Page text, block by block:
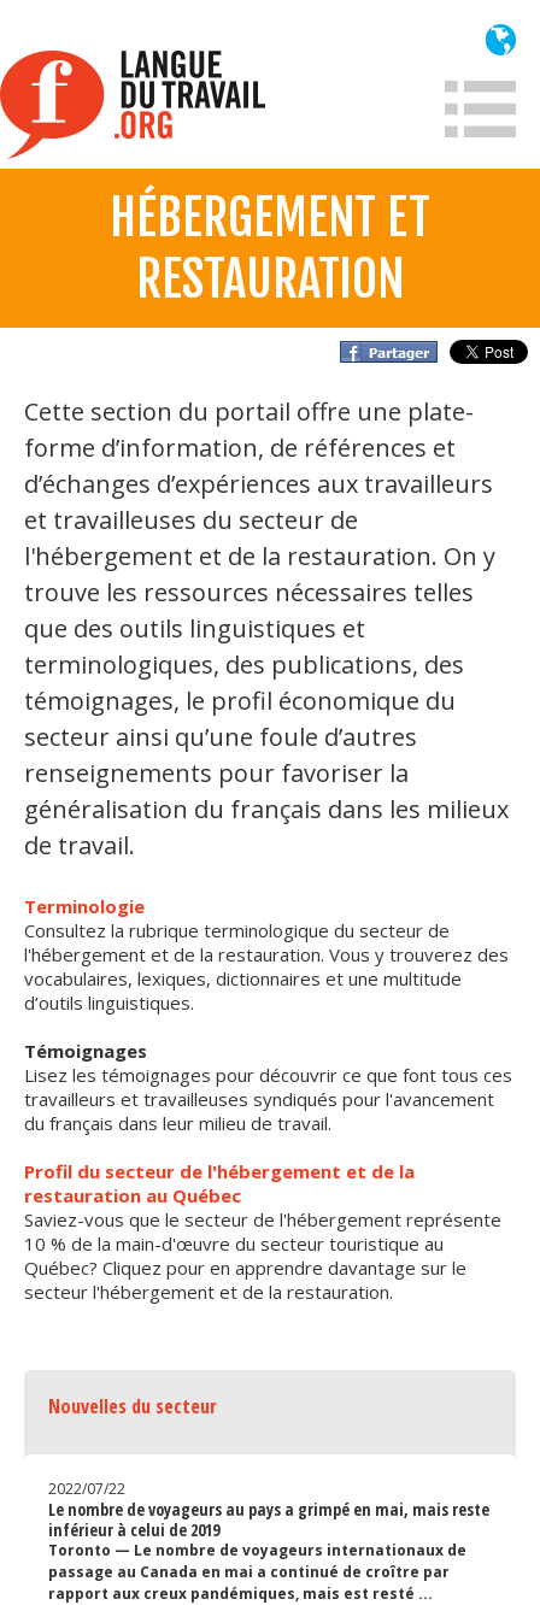
contenu
principal
Qui sommes-nous?
Historique
Information
Lois et jurisprudence
Organismes de la langue française
Organismes de la langue française
Publications
Francophonie internationale
Expressions et jeux de lettres
Vidéos
Langue du travail
Francisation de l'Administration
Recueil de bonnes pratiques
Secteurs d'activité
Hébergement et restauration
Plastiques et composites
Télécommunications
Aéronautique
Automobile
Ressources terminologiques
Capsules linguistiques
HÉBERGEMENT ET
RESTAURATION
Cette section du portail offre une plate-
forme d’information, de références et
d’échanges d’expériences aux travailleurs
et travailleuses du secteur de
l'hébergement et de la restauration. On y
trouve les ressources nécessaires telles
que des outils linguistiques et
terminologiques, des publications, des
témoignages, le profil économique du
secteur ainsi qu’une foule d’autres
renseignements pour favoriser la
généralisation du français dans les milieux
de travail.
Terminologie
Consultez la rubrique terminologique du secteur de
l'hébergement et de la restauration. Vous y trouverez des
vocabulaires, lexiques, dictionnaires et une multitude
d’outils linguistiques.
Témoignages
Lisez les témoignages pour découvrir ce que font tous ces
travailleurs et travailleuses syndiqués pour l'avancement
du français dans leur milieu de travail.
Profil du secteur de l'hébergement et de la
restauration au Québec
Saviez-vous que le secteur de l'hébergement représente
10 % de la main-d'œuvre du secteur touristique au
Québec? Cliquez pour en apprendre davantage sur le
secteur l'hébergement et de la restauration.
Nouvelles du secteur
2022/07/22
Le nombre de voyageurs au pays a grimpé en mai, mais reste
inférieur à celui de 2019
Toronto — Le nombre de voyageurs internationaux de
passage au Canada en mai a continué de croître par
rapport aux creux pandémiques, mais est resté ...